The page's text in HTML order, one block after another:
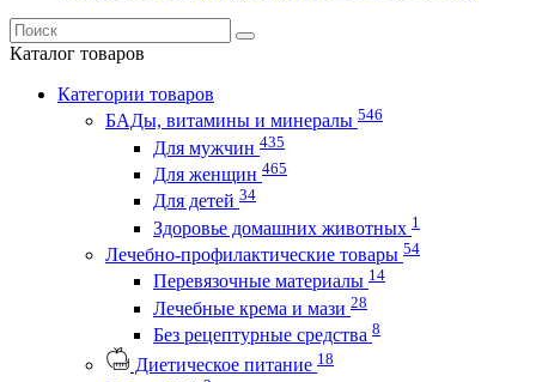
Каталог товаров
Категории товаров
БАДы, витамины и минералы 546
Для мужчин 435
Для женщин 465
Для детей 34
Здоровье домашних животных 1
Лечебно-профилактические товары 54
Перевязочные материалы 14
Лечебные крема и мази 28
Без рецептурные средства 8
Диетическое питание 18